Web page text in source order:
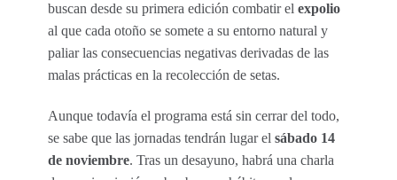
buscan desde su primera edición combatir el expolio
al que cada otoño se somete a su entorno natural y
paliar las consecuencias negativas derivadas de las
malas prácticas en la recolección de setas.
Aunque todavía el programa está sin cerrar del todo,
se sabe que las jornadas tendrán lugar el sábado 14
de noviembre. Tras un desayuno, habrá una charla